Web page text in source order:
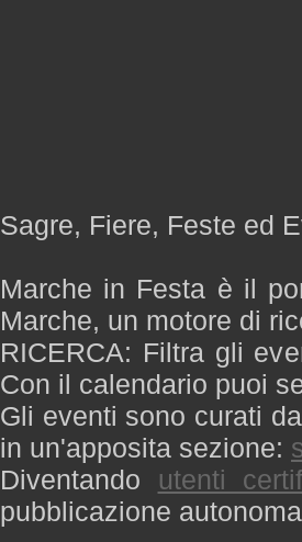
Sagre, Fiere, Feste ed
Marche in Festa è il
Marche, un motore di
RICERCA: Filtra gli
Con il calendario puoi
Gli eventi sono curati
in un'apposita sezione:
Diventando utenti
pubblicazione